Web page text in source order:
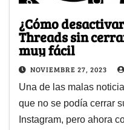
¿Cómo
Threads sin
muy fácil
NOVIEMBRE 27, 2023
Una de las malas
que no se podía cerrar
Instagram, pero ahora